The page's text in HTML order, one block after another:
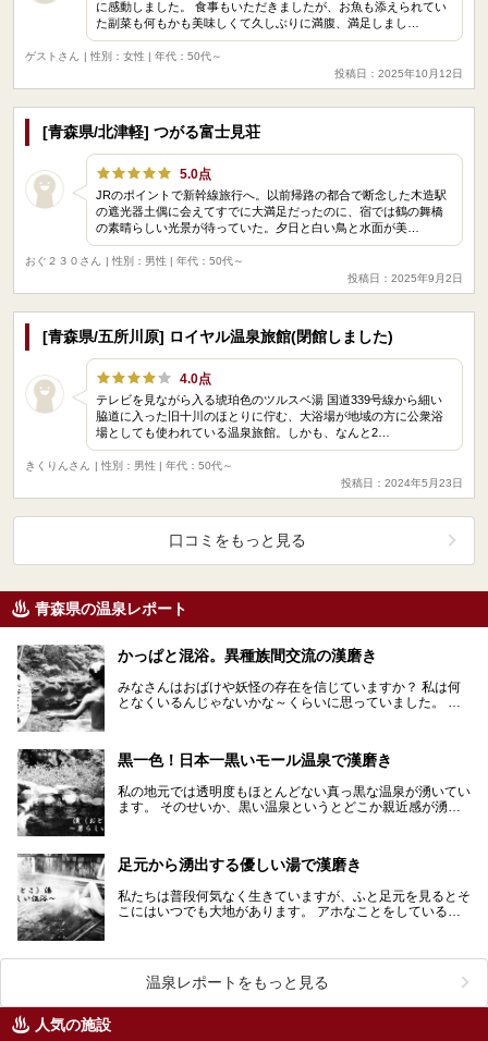
に感動しました。 食事もいただきましたが、お魚も添えられてい
た副菜も何もかも美味しくて久しぶりに満腹、満足しまし…
ゲストさん
| 性別：女性 | 年代：50代～
投稿日：2025年10月12日
[青森県/北津軽] つがる富士見荘
5.0点
JRのポイントで新幹線旅行へ。以前帰路の都合で断念した木造駅
の遮光器土偶に会えてすでに大満足だったのに、宿では鶴の舞橋
の素晴らしい光景が待っていた。夕日と白い鳥と水面が美…
おぐ２３０さん
| 性別：男性 | 年代：50代～
投稿日：2025年9月2日
[青森県/五所川原] ロイヤル温泉旅館(閉館しました)
4.0点
テレビを見ながら入る琥珀色のツルスベ湯 国道339号線から細い
脇道に入った旧十川のほとりに佇む、大浴場が地域の方に公衆浴
場としても使われている温泉旅館。しかも、なんと2…
きくりんさん
| 性別：男性 | 年代：50代～
投稿日：2024年5月23日
口コミをもっと見る
青森県の温泉レポート
かっぱと混浴。異種族間交流の漢磨き
みなさんはおばけや妖怪の存在を信じていますか？ 私は何
となくいるんじゃないかな～くらいに思っていました。 そ
黒一色！日本一黒いモール温泉で漢磨き
私の地元では透明度もほとんどない真っ黒な温泉が湧いてい
ます。 そのせいか、黒い温泉というとどこか親近感が湧い
足元から湧出する優しい湯で漢磨き
私たちは普段何気なく生きていますが、ふと足元を見るとそ
こにはいつでも大地があります。 アホなことをしていると
温泉レポートをもっと見る
人気の施設